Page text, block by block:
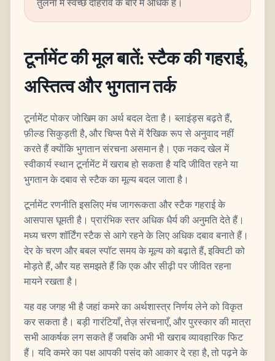
तुलना में स्वच्छ दोहराव के बारे में अधिक है।
टूर्नामेंट की मूल बातें: स्टैक की गहराई,
अस्तित्व और भुगतान तर्क
टूर्नामेंट पोकर जोखिम का अर्थ बदल देता है। ब्लाइंड्स बढ़ते हैं,
फ़ील्ड सिकुड़ती है, और चिप्स पैसे में रैखिक रूप से अनुवाद नहीं
करते हैं क्योंकि भुगतान संरचना असमान है। एक नकद खेल में
स्वीकार्य स्थान टूर्नामेंट में खराब हो सकता है यदि जीवित रहने या
भुगतान के दबाव से स्टैक का मूल्य बदल जाता है।
टूर्नामेंट रणनीति इसलिए मंच जागरूकता और स्टैक गहराई के
आसपास घूमती है। प्रारंभिक स्तर अधिक धैर्य की अनुमति देते हैं।
मध्य चरण शॉर्टिंग स्टैक से आगे रहने के लिए अधिक दबाव बनाते हैं।
देर के चरण और बबल स्पॉट समय के मूल्य को बढ़ाते हैं, इक्विटी को
मोड़ते हैं, और यह समझते हैं कि एक और सीढ़ी पर जीवित रहना
मायने रखता है।
यह वह जगह भी है जहां कमरे का अर्थशास्त्र निर्णय लेने को विकृत
कर सकता है। बड़ी गारंटियाँ, तेज़ संरचनाएँ, और पुरस्कार की मात्रा
सभी आकर्षक लग सकते हैं जबकि अभी भी खराब व्यावहारिक फिट
हैं। यदि कमरे का पक्ष आपकी पसंद को आकार दे रहा है, तो पढ़ने के